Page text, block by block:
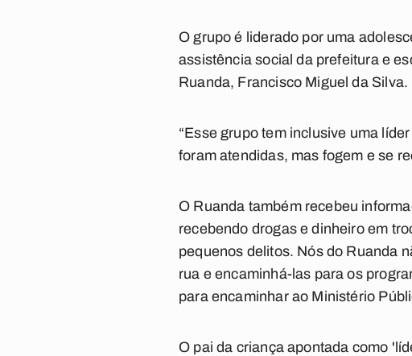
O grupo é liderado por uma
assistência social da prefeitura e
Ruanda, Francisco Miguel da Silva.
“Esse grupo tem inclusive uma
foram atendidas, mas fogem e se
O Ruanda também recebeu
recebendo drogas e dinheiro em
pequenos delitos. Nós do Ruanda
rua e encaminhá-las para os
para encaminhar ao Ministério
O pai da criança apontada como